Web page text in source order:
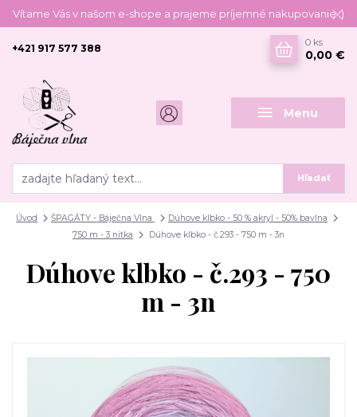
Vítame Vás v našom e-shope a prajeme príjemné nakupovanie :)
Menu
Hľadať
+421 917 577 388
0 ks
0,00 €
Úvod ŠPAGÁTY - Báječna Vlna
Dúhove klbko - 50 % akryl - 50% bavlna
750 m - 3 nitka
Dúhove klbko - č.293 - 750 m - 3n
Dúhove klbko - č.293 - 750
m - 3n